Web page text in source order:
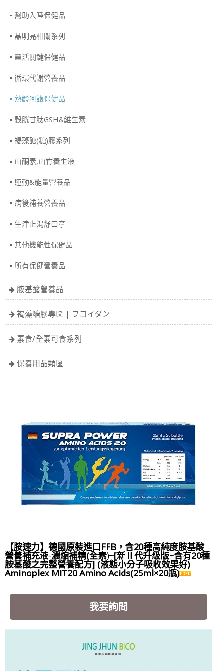
幫助入睡保健品
晶明亮相關系列
靈活關鍵保健品
循環代謝營養品
熟齡呵護保健品
穀胱甘肽GSH&維生素
褐藻醣(糖)膠系列
山酮素,山竹養生液
運動&能量營養品
病後補養營養品
生津止渴舒口寧
其他機能性保健品
所有保健營養品
胺基酸營養品
褐藻醣膠專區 | フコイダン
素食/全素可食系列
保養用品類區
【胺速力】德國原裝進口FFB，含20種高純度胺基酸
營養補充液-濃縮補精(全素)~[新Ⅱ代升級版~含有20種
胺基酸之完整營養配方] (液態小分子吸收效果好)
Aminoplex MIT20 Amino Acids(25ml×20瓶)
我要詢問